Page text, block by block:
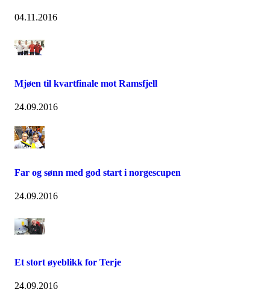
04.11.2016
Mjøen til kvartfinale mot Ramsfjell
24.09.2016
Far og sønn med god start i norgescupen
24.09.2016
Et stort øyeblikk for Terje
24.09.2016